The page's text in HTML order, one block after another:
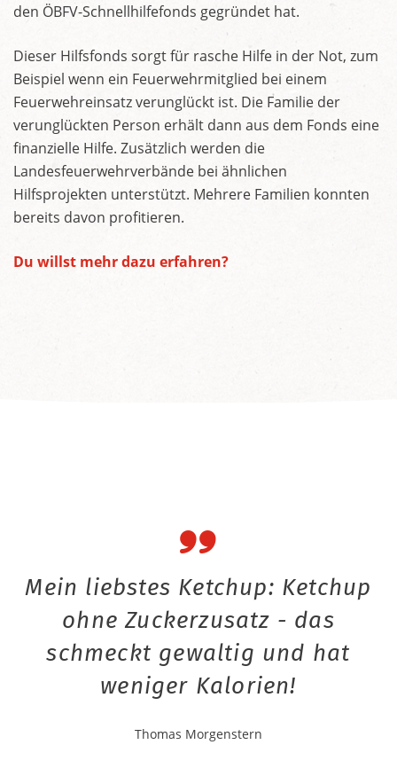
den ÖBFV-Schnellhilfefonds gegründet hat.
Dieser Hilfsfonds sorgt für rasche Hilfe in der Not, zum
Beispiel wenn ein Feuerwehrmitglied bei einem
Feuerwehreinsatz verunglückt ist. Die Familie der
verunglückten Person erhält dann aus dem Fonds eine
finanzielle Hilfe. Zusätzlich werden die
Landesfeuerwehrverbände bei ähnlichen
Hilfsprojekten unterstützt. Mehrere Familien konnten
bereits davon profitieren.
Du willst mehr dazu erfahren?
Mein liebstes Ketchup: Ketchup
ohne Zuckerzusatz - das
schmeckt gewaltig und hat
weniger Kalorien!
Thomas Morgenstern